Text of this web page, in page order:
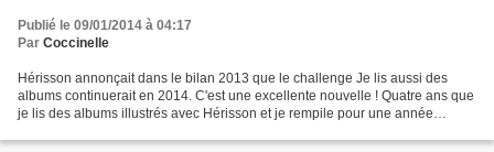
Publié le 09/01/2014 à 04:17
Par Coccinelle
Hérisson annonçait dans le bilan 2013 que le challenge Je lis aussi des
albums continuerait en 2014. C'est une excellente nouvelle ! Quatre ans que
je lis des albums illustrés avec Hérisson et je rempile pour une année